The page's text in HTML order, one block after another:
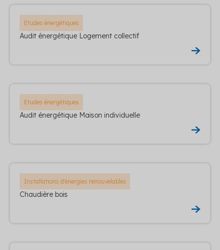
Etudes énergétiques
Audit énergétique Logement collectif
Etudes énergétiques
Audit énergétique Maison individuelle
Installations d'énergies renouvelables
Chaudière bois